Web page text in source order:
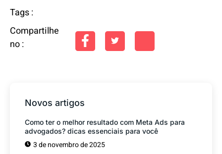
Tags :
Compartilhe
no :
Novos artigos
Como ter o melhor resultado com Meta Ads para
advogados? dicas essenciais para você
3 de novembro de 2025